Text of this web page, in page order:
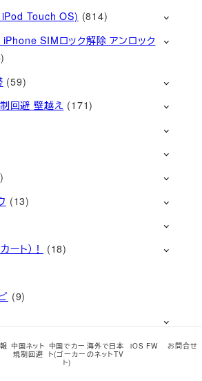
Touch OS) (814)
SIMロック解除 アンロック
(59)
回避 壁越え (171)
(13)
ート）！
(18)
(9)
最近の記事
中国ネット
規制回避
中国でカー
ト(ゴーカー
ト)
海外で日本
のネットTV
iOS FW お問合せ